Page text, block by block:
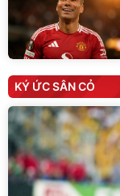
KÝ ỨC SÂN CỎ